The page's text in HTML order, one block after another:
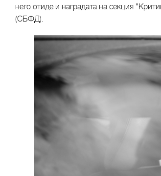
него отиде и наградата на секция
(СБФД).